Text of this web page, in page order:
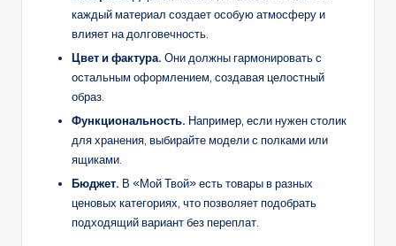
каждый материал создает особую атмосферу и
влияет на долговечность.
Цвет и фактура. Они должны гармонировать с
остальным оформлением, создавая целостный
образ.
Функциональность. Например, если нужен столик
для хранения, выбирайте модели с полками или
ящиками.
Бюджет. В «Мой Твой» есть товары в разных
ценовых категориях, что позволяет подобрать
подходящий вариант без переплат.